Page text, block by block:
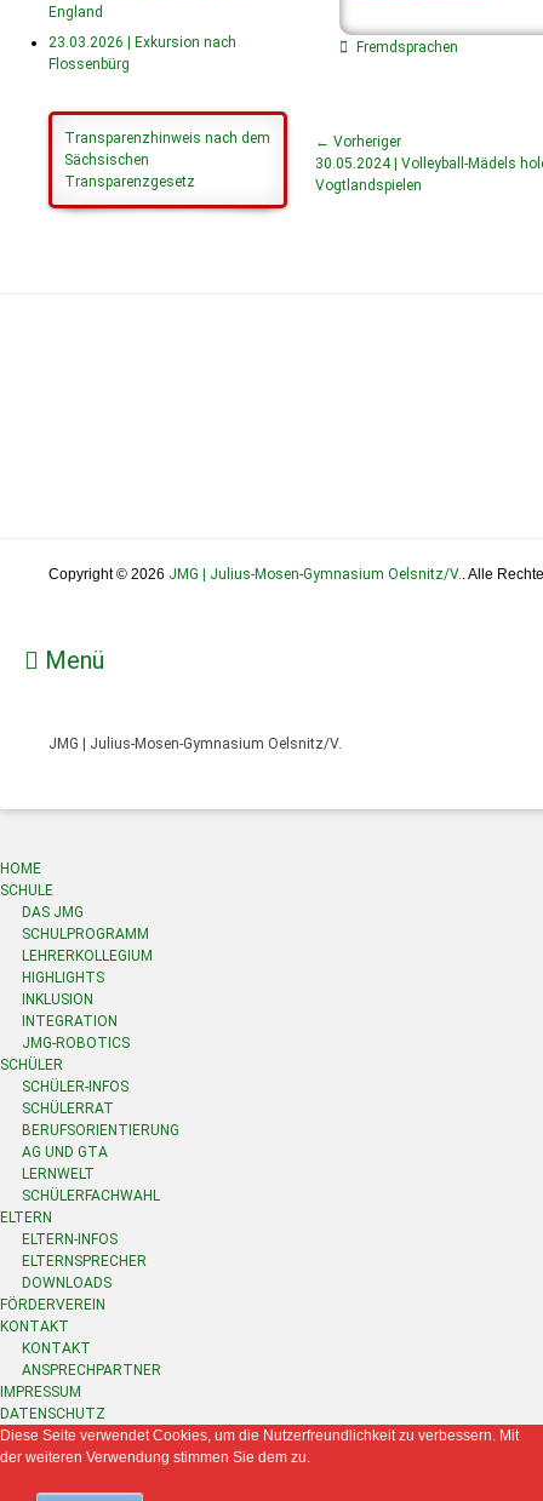
Menü
JMG | Julius-Mosen-Gymnasium Oelsnitz/V.
Fremdsprachen
← Vorheriger
30.05.2024 | Volleyball-Mädels
Vogtlandspielen
England
23.03.2026 | Exkursion nach
Flossenbürg
Transparenzhinweis nach dem
Sächsischen
Transparenzgesetz
Copyright © 2026 JMG | Julius-Mosen-Gymnasium Oelsnitz/V. . Alle
HOME
SCHULE
DAS JMG
SCHULPROGRAMM
LEHRERKOLLEGIUM
HIGHLIGHTS
INKLUSION
INTEGRATION
JMG-ROBOTICS
SCHÜLER
SCHÜLER-INFOS
SCHÜLERRAT
BERUFSORIENTIERUNG
AG UND GTA
LERNWELT
SCHÜLERFACHWAHL
ELTERN
ELTERN-INFOS
ELTERNSPRECHER
DOWNLOADS
FÖRDERVEREIN
KONTAKT
KONTAKT
ANSPRECHPARTNER
IMPRESSUM
DATENSCHUTZ
Diese Seite verwendet Cookies, um die Nutzerfreundlichkeit zu verbessern. Mit
der weiteren Verwendung stimmen Sie dem zu.